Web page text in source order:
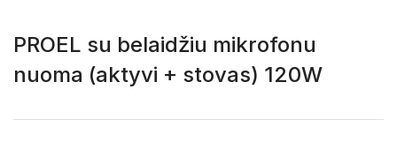
PROEL su belaidžiu mikrofonu
nuoma (aktyvi + stovas) 120W